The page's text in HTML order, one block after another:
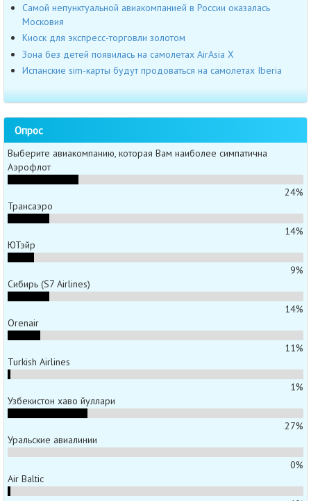
Самой непунктуальной авиакомпанией в России оказалась
Московия
Киоск для экспресс-торговли золотом
Зона без детей появилась на самолетах AirAsia Х
Испанские sim-карты будут продоваться на самолетах Iberia
Опрос
Выберите авиакомпанию, которая Вам наиболее симпатична
Аэрофлот
24%
Трансаэро
14%
ЮТэйр
9%
Сибирь (S7 Airlines)
14%
Orenair
11%
Turkish Airlines
1%
Узбекистон хаво йуллари
27%
Уральские авиалинии
0%
Air Baltic